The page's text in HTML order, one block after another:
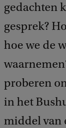
gedachten
gesprek?
hoe we de
proberen
in het
middel van